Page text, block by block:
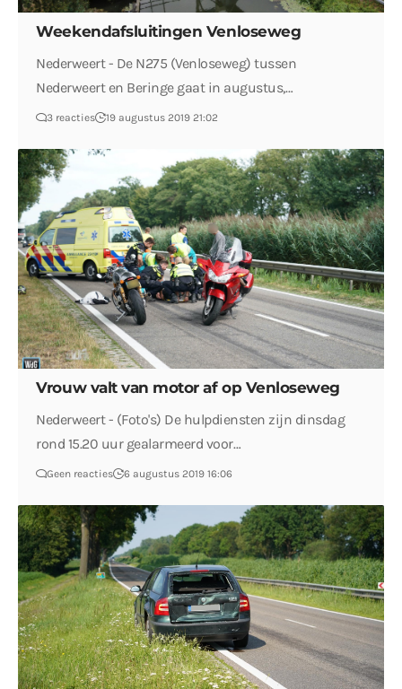
Weekendafsluitingen Venloseweg
Nederweert - De N275 (Venloseweg) tussen
Nederweert en Beringe gaat in augustus,…
3 reacties 19 augustus 2019 21:02
Vrouw valt van motor af op Venloseweg
Nederweert - (Foto's) De hulpdiensten zijn dinsdag
rond 15.20 uur gealarmeerd voor…
Geen reacties 6 augustus 2019 16:06